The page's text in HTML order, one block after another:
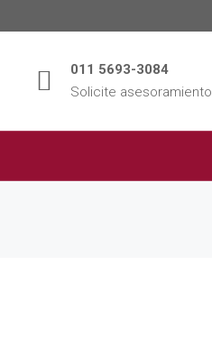
011 5693-3084
Solicite asesoramiento